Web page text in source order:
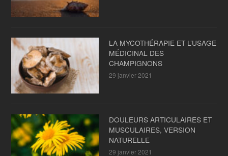
LA MYCOTHÉRAPIE ET L’USAGE
MÉDICINAL DES
CHAMPIGNONS
29 janvier 2021
DOULEURS ARTICULAIRES ET
MUSCULAIRES, VERSION
NATURELLE
29 janvier 2021